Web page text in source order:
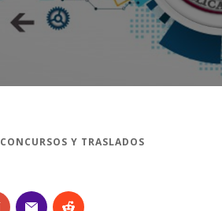
CONCURSOS Y TRASLADOS